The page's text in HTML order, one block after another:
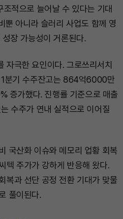
적으로 늘어날 수 있다는 기대
뿐 아니라 슬러리 사업도 함께 영
장 가능성이 거론된다.
자극한 요인이다. 그로쓰리서치
분기 수주잔고는 864억6000만
증가했다. 진행률 기준으로 매출
수주가 연내 실적으로 이어질
국산화 이슈와 메모리 업황 회복
텍 주가가 강하게 반응해 왔다.
복과 선단 공정 전환 기대가 맞물
풀이된다.